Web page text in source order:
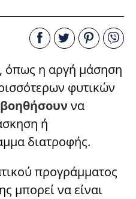
όπως η αργή μάσηση
φυτικών
να
ή
διατροφής.
προγράμματος
μπορεί να είναι